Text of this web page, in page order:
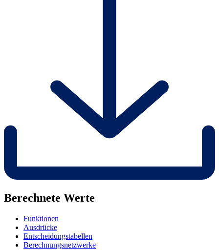
Berechnete Werte
Funktionen
Ausdrücke
Entscheidungstabellen
Berechnungsnetzwerke